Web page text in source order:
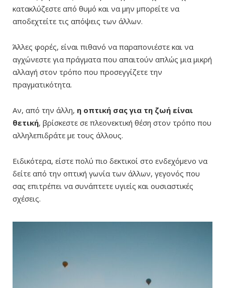
κατακλύζεστε από θυμό και να μην μπορείτε να
αποδεχτείτε τις απόψεις των άλλων.
Άλλες φορές, είναι πιθανό να παραπονιέστε και να
αγχώνεστε για πράγματα που απαιτούν απλώς μια μικρή
αλλαγή στον τρόπο που προσεγγίζετε την
πραγματικότητα.
Αν, από την άλλη, η οπτική σας για τη ζωή είναι
θετική, βρίσκεστε σε πλεονεκτική θέση στον τρόπο που
αλληλεπιδράτε με τους άλλους.
Ειδικότερα, είστε πολύ πιο δεκτικοί στο ενδεχόμενο να
δείτε από την οπτική γωνία των άλλων, γεγονός που
σας επιτρέπει να συνάπτετε υγιείς και ουσιαστικές
σχέσεις.